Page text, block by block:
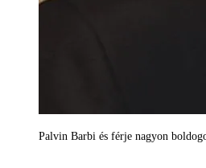
Palvin Barbi és férje nagyon